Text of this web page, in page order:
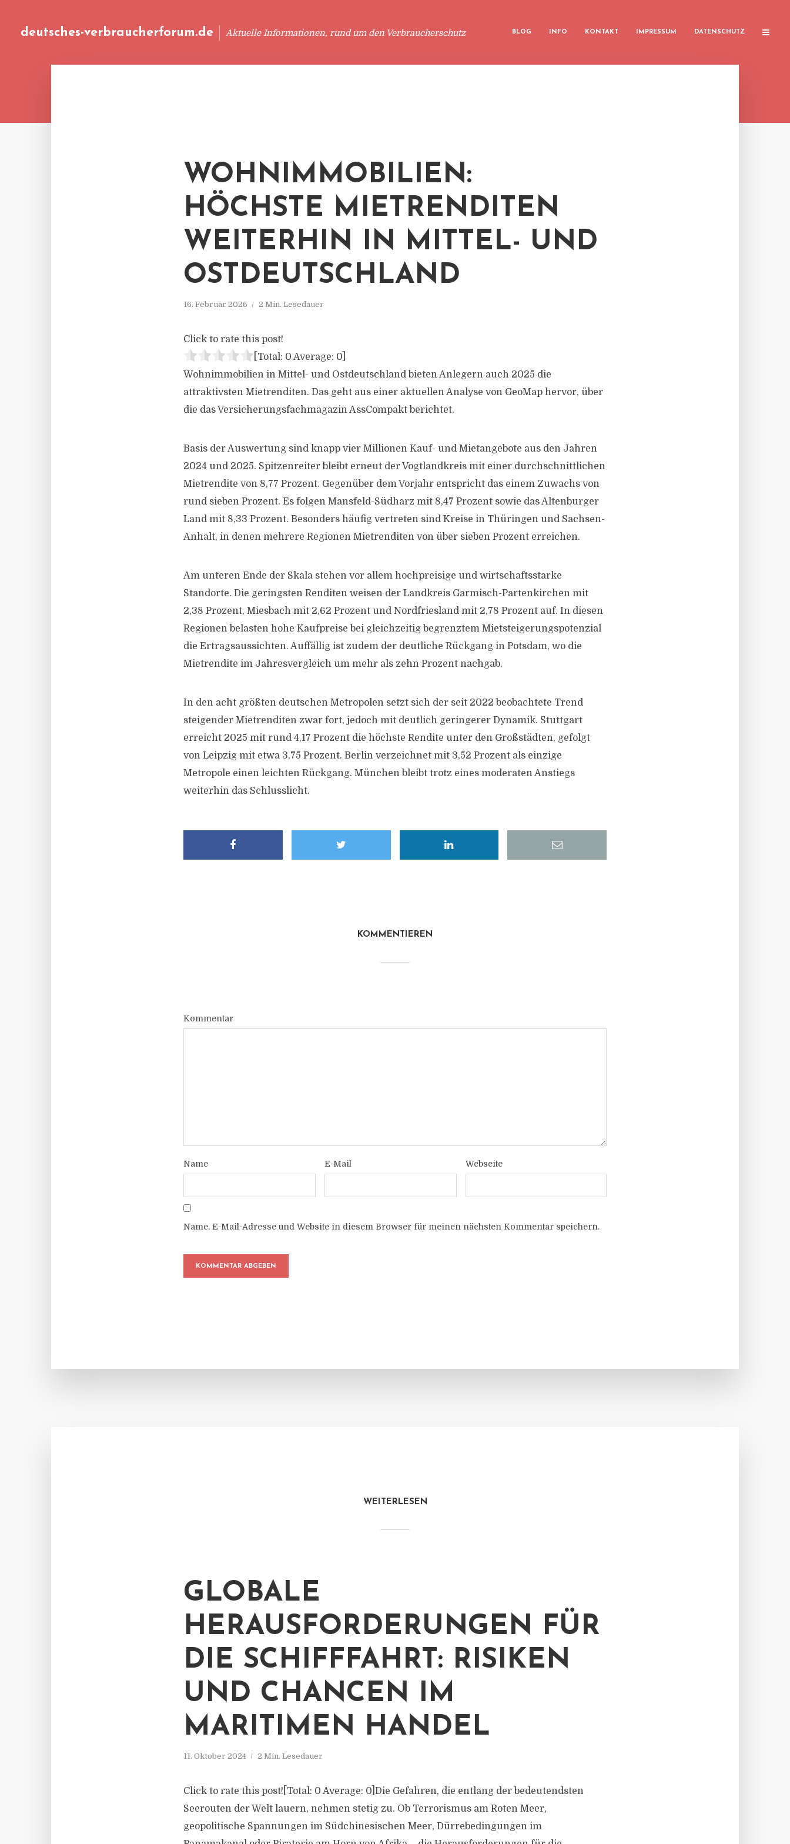
deutsches-verbraucherforum.de Aktuelle Informationen, rund um den Verbraucherschutz BLOG INFO KONTAKT IMPRESSUM DATENSCHUTZ
WOHNIMMOBILIEN:
HÖCHSTE MIETRENDITEN
WEITERHIN IN MITTEL- UND
OSTDEUTSCHLAND
16. Februar 2026 2 Min. Lesedauer
Click to rate this post!
[Total: 0 Average: 0
Wohnimmobilien in Mittel- und Ostdeutschland bieten Anlegern auch 2025 die
attraktivsten Mietrenditen. Das geht aus einer aktuellen Analyse von GeoMap hervor, über
die das Versicherungsfachmagazin AssCompakt berichtet.
Basis der Auswertung sind knapp vier Millionen Kauf- und Mietangebote aus den Jahren
2024 und 2025. Spitzenreiter bleibt erneut der Vogtlandkreis mit einer durchschnittlichen
Mietrendite von 8,77 Prozent. Gegenüber dem Vorjahr entspricht das einem Zuwachs von
rund sieben Prozent. Es folgen Mansfeld-Südharz mit 8,47 Prozent sowie das Altenburger
Land mit 8,33 Prozent. Besonders häufig vertreten sind Kreise in Thüringen und Sachsen-
Anhalt, in denen mehrere Regionen Mietrenditen von über sieben Prozent erreichen.
Am unteren Ende der Skala stehen vor allem hochpreisige und wirtschaftsstarke
Standorte. Die geringsten Renditen weisen der Landkreis Garmisch-Partenkirchen mit
2,38 Prozent, Miesbach mit 2,62 Prozent und Nordfriesland mit 2,78 Prozent auf. In diesen
Regionen belasten hohe Kaufpreise bei gleichzeitig begrenztem Mietsteigerungspotenzial
die Ertragsaussichten. Auffällig ist zudem der deutliche Rückgang in Potsdam, wo die
Mietrendite im Jahresvergleich um mehr als zehn Prozent nachgab.
In den acht größten deutschen Metropolen setzt sich der seit 2022 beobachtete Trend
steigender Mietrenditen zwar fort, jedoch mit deutlich geringerer Dynamik. Stuttgart
erreicht 2025 mit rund 4,17 Prozent die höchste Rendite unter den Großstädten, gefolgt
von Leipzig mit etwa 3,75 Prozent. Berlin verzeichnet mit 3,52 Prozent als einzige
Metropole einen leichten Rückgang. München bleibt trotz eines moderaten Anstiegs
weiterhin das Schlusslicht.
KOMMENTIEREN
Kommentar
Name E-Mail Webseite
Name, E-Mail-Adresse und Website in diesem Browser für meinen nächsten Kommentar speichern.
WEITERLESEN
GLOBALE
HERAUSFORDERUNGEN FÜR
DIE SCHIFFFAHRT: RISIKEN
UND CHANCEN IM
MARITIMEN HANDEL
11. Oktober 2024 2 Min. Lesedauer
Click to rate this post![Total: 0 Average: 0]Die Gefahren, die entlang der bedeutendsten
Seerouten der Welt lauern, nehmen stetig zu. Ob Terrorismus am Roten Meer,
geopolitische Spannungen im Südchinesischen Meer, Dürrebedingungen im